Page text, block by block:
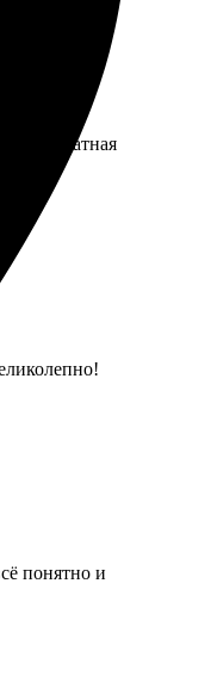
аккуратная
понятно и